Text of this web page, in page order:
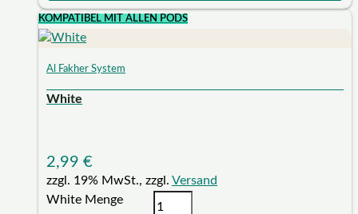
KOMPATIBEL MIT ALLEN PODS
Al Fakher System
White
2,99 €
zzgl. 19% MwSt., zzgl. Versand
White Menge